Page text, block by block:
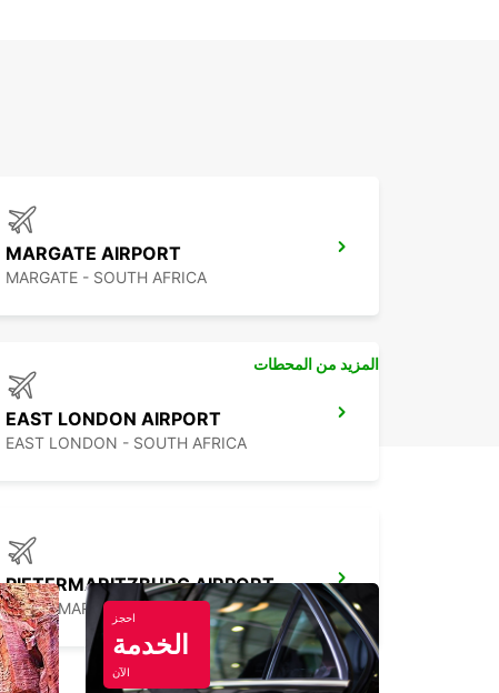
MARGATE AIRPORT
MARGATE - SOUTH AFRICA
EAST LONDON AIRPORT
EAST LONDON - SOUTH AFRICA
PIETERMARITZBURG AIRPORT
PIETERMARITZBURG - SOUTH AFRICA
المزيد من المحطات
احجز
الخدمة
الآن